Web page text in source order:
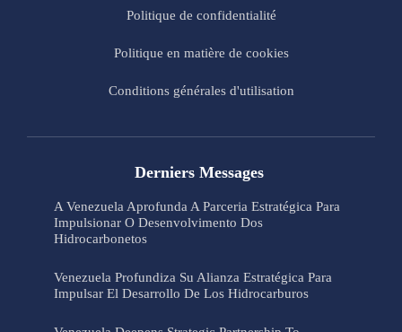
Politique de confidentialité
Politique en matière de cookies
Conditions générales d'utilisation
Derniers Messages
A Venezuela Aprofunda A Parceria Estratégica Para
Impulsionar O Desenvolvimento Dos
Hidrocarbonetos
Venezuela Profundiza Su Alianza Estratégica Para
Impulsar El Desarrollo De Los Hidrocarburos